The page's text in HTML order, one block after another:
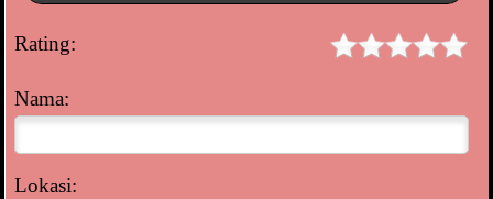
Rating:
Nama:
Lokasi: